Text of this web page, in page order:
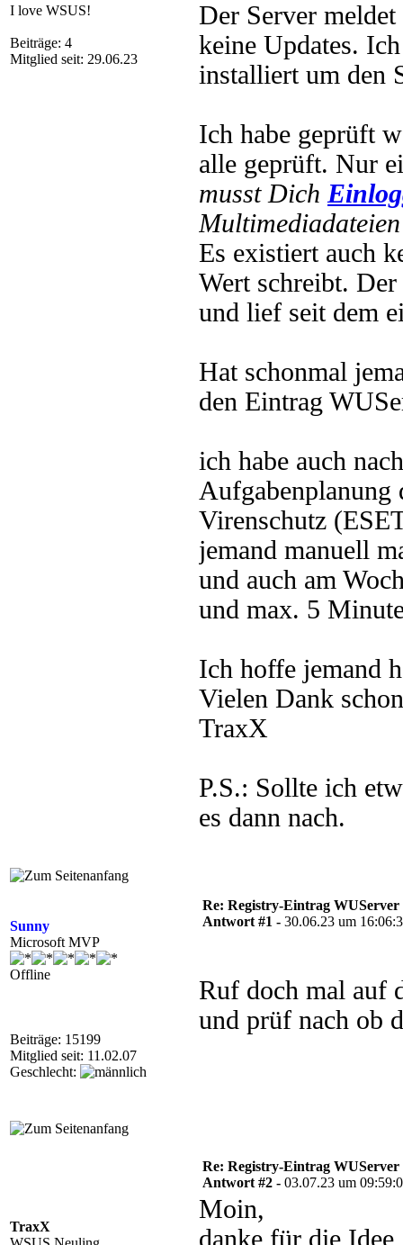
I love WSUS!
Beiträge: 4
Mitglied seit: 29.06.23
Der Server
keine Updates.
installiert um den
Ich habe geprüft
alle geprüft. Nur
musst Dich
Es existiert auch
Wert schreibt.
und lief seit dem
Hat schonmal
den Eintrag
ich habe auch
Virenschutz
jemand manuell
und auch am
und max. 5
Ich hoffe jemand
Vielen Dank
TraxX
P.S.: Sollte ich
es dann nach.
Sunny
Microsoft MVP
Offline
Beiträge: 15199
Mitglied seit: 11.02.07
Geschlecht:
Re: Registry-Eintrag WUServer
Antwort #1 - 30.06.23 um
Ruf doch mal auf
und prüf nach ob
TraxX
Re: Registry-Eintrag WUServer
Antwort #2 - 03.07.23 um
Moin,
danke für die